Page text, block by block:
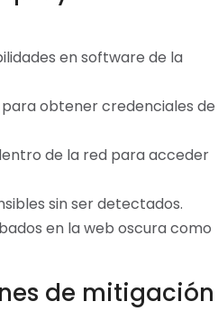
en software de la
obtener credenciales de
de la red para acceder
sin ser detectados.
en la web oscura como
de mitigación